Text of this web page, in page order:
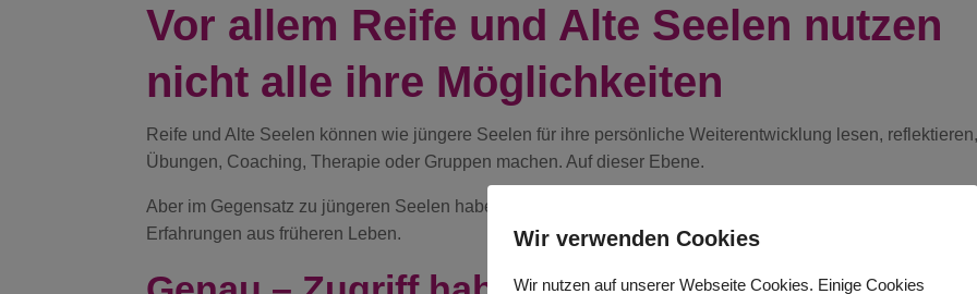
Vor allem Reife und Alte Seelen nutzen
nicht alle ihre Möglichkeiten
Reife und Alte Seelen können wie jüngere Seelen für ihre persönliche Weiterentwicklung lesen,
Übungen, Coaching, Therapie oder Gruppen machen. Auf dieser Ebene.
Aber im Gegensatz zu jüngeren Seelen haben sie normalerweise auch Zugriff auf Fähigkeiten,
Erfahrungen aus früheren Leben.
Wir verwenden Cookies
Wir nutzen auf unserer Webseite Cookies. Einige Cookies